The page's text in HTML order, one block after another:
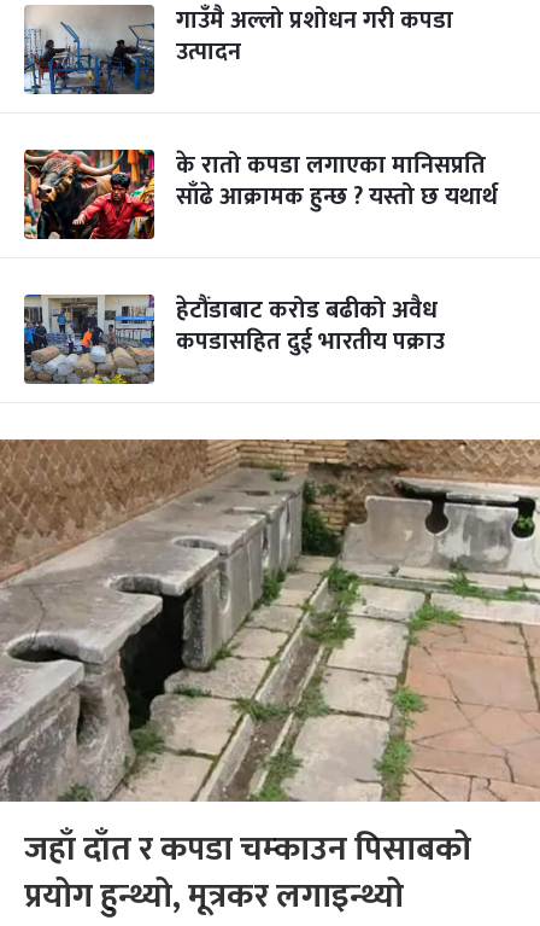
गाउँमै अल्लो प्रशोधन गरी कपडा
उत्पादन
के रातो कपडा लगाएका मानिसप्रति
साँढे आक्रामक हुन्छ ? यस्तो छ यथार्थ
हेटौंडाबाट करोड बढीको अवैध
कपडासहित दुई भारतीय पक्राउ
जहाँ दाँत र कपडा चम्काउन पिसाबको
प्रयोग हुन्थ्यो, मूत्रकर लगाइन्थ्यो